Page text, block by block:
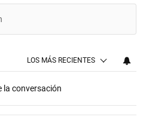
LOS MÁS RECIENTES
la conversación